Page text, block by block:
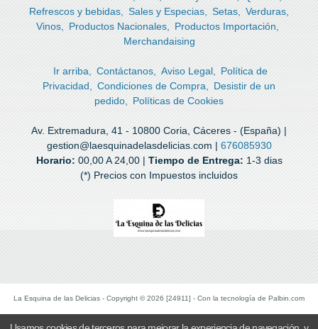
Refrescos y bebidas
Sales y Especias Setas
Verduras
Vinos
Productos Nacionales
Productos Importación
Merchandaising
Ir arriba Contáctanos Aviso Legal
Política de
Privacidad
Condiciones de Compra
Desistir de un
pedido
Políticas de Cookies
Av. Extremadura, 41 - 10800 Coria, Cáceres - (España) |
gestion@laesquinadelasdelicias.com | 676085930
Horario: 00,00 A 24,00 | Tiempo de Entrega: 1-3 dias
(*) Precios con Impuestos incluidos
La Esquina de las Delicias - Copyright © 2026 [24911] - Con la tecnología de Palbin.com